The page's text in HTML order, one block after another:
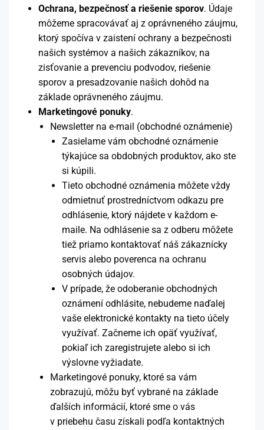
Ochrana, bezpečnosť a riešenie sporov. Údaje
môžeme spracovávať aj z oprávneného záujmu,
ktorý spočíva v zaistení ochrany a bezpečnosti
našich systémov a našich zákazníkov, na
zisťovanie a prevenciu podvodov, riešenie
sporov a presadzovanie našich dohôd na
základe oprávneného záujmu.
Marketingové ponuky.
Newsletter na e-mail (obchodné oznámenie)
Zasielame vám obchodné oznámenie
týkajúce sa obdobných produktov, ako ste
si kúpili.
Tieto obchodné oznámenia môžete vždy
odmietnuť prostredníctvom odkazu pre
odhlásenie, ktorý nájdete v každom e-
maile. Na odhlásenie sa z odberu môžete
tiež priamo kontaktovať náš zákaznícky
servis alebo poverenca na ochranu
osobných údajov.
V prípade, že odoberanie obchodných
oznámení odhlásite, nebudeme naďalej
vaše elektronické kontakty na tieto účely
využívať. Začneme ich opäť využívať,
pokiaľ ich zaregistrujete alebo si ich
výslovne vyžiadate.
Marketingové ponuky, ktoré sa vám
zobrazujú, môžu byť vybrané na základe
ďalších informácií, ktoré sme o vás
v priebehu času získali podľa kontaktných